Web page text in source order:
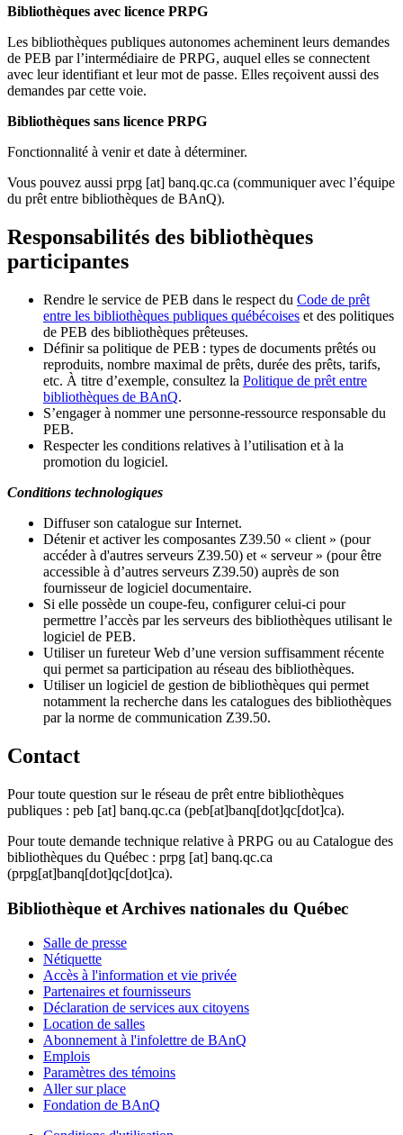
Bibliothèques avec licence PRPG
Les bibliothèques publiques autonomes acheminent leurs demandes
de PEB par l’intermédiaire de PRPG, auquel elles se connectent
avec leur identifiant et leur mot de passe. Elles reçoivent aussi des
demandes par cette voie.
Bibliothèques sans licence PRPG
Fonctionnalité à venir et date à déterminer.
Vous pouvez aussi prpg [at] banq.qc.ca (communiquer avec l’équipe
du prêt entre bibliothèques de BAnQ).
Responsabilités des bibliothèques
participantes
Rendre le service de PEB dans le respect du Code de prêt
entre les bibliothèques publiques québécoises et des politiques
de PEB des bibliothèques prêteuses.
Définir sa politique de PEB : types de documents prêtés ou
reproduits, nombre maximal de prêts, durée des prêts, tarifs,
etc. À titre d’exemple, consultez la Politique de prêt entre
bibliothèques de BAnQ.
S’engager à nommer une personne-ressource responsable du
PEB.
Respecter les conditions relatives à l’utilisation et à la
promotion du logiciel.
Conditions technologiques
Diffuser son catalogue sur Internet.
Détenir et activer les composantes Z39.50 « client » (pour
accéder à d'autres serveurs Z39.50) et « serveur » (pour être
accessible à d’autres serveurs Z39.50) auprès de son
fournisseur de logiciel documentaire.
Si elle possède un coupe-feu, configurer celui-ci pour
permettre l’accès par les serveurs des bibliothèques utilisant le
logiciel de PEB.
Utiliser un fureteur Web d’une version suffisamment récente
qui permet sa participation au réseau des bibliothèques.
Utiliser un logiciel de gestion de bibliothèques qui permet
notamment la recherche dans les catalogues des bibliothèques
par la norme de communication Z39.50.
Contact
Pour toute question sur le réseau de prêt entre bibliothèques
publiques : peb [at] banq.qc.ca (peb[at]banq[dot]qc[dot]ca).
Pour toute demande technique relative à PRPG ou au Catalogue des
bibliothèques du Québec : prpg [at] banq.qc.ca
(prpg[at]banq[dot]qc[dot]ca).
Bibliothèque et Archives nationales du Québec
Salle de presse
Nétiquette
Accès à l'information et vie privée
Partenaires et fournisseurs
Déclaration de services aux citoyens
Location de salles
Abonnement à l'infolettre de BAnQ
Emplois
Paramètres des témoins
Aller sur place
Fondation de BAnQ